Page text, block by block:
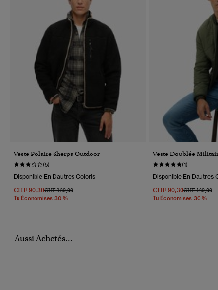
Veste Polaire Sherpa Outdoor
(5)
Disponible En Dautres Coloris
CHF 90,30Prix Réduit De
CHF 129,00À
Tu Économises 30 %
Veste Doublée
(1)
Disponible En Dautres
CHF 90,30Prix Réduit De
CHF 129,00À
Tu Économises 30 %
Aussi Achetés...